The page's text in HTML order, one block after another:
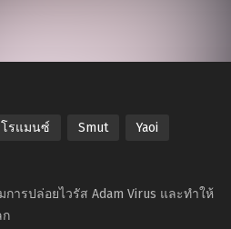
โรแมนซ์ Smut Yaoi
ารปล่อยไวรัส Adam Virus และทำให้
ก